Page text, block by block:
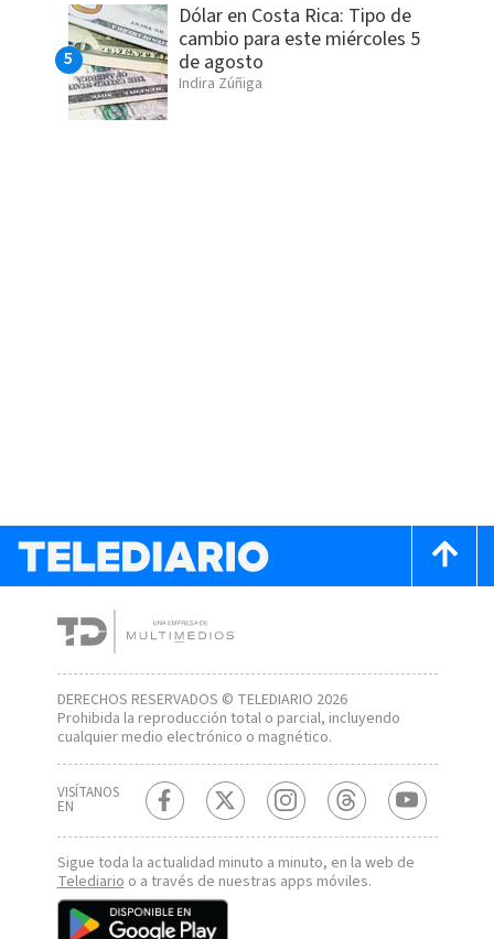
Dólar en Costa Rica: Tipo de
cambio para este miércoles 5
de agosto
Indira Zúñiga
DERECHOS RESERVADOS © TELEDIARIO 2026
Prohibida la reproducción total o parcial, incluyendo
cualquier medio electrónico o magnético.
VISÍTANOS
EN
Sigue toda la actualidad minuto a minuto, en la web de
Telediario o a través de nuestras apps móviles.